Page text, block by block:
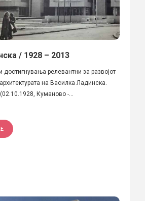
/ 1928 – 2013
достигнувања релевантни за развојот
на Василка Ладинска.
Куманово -...